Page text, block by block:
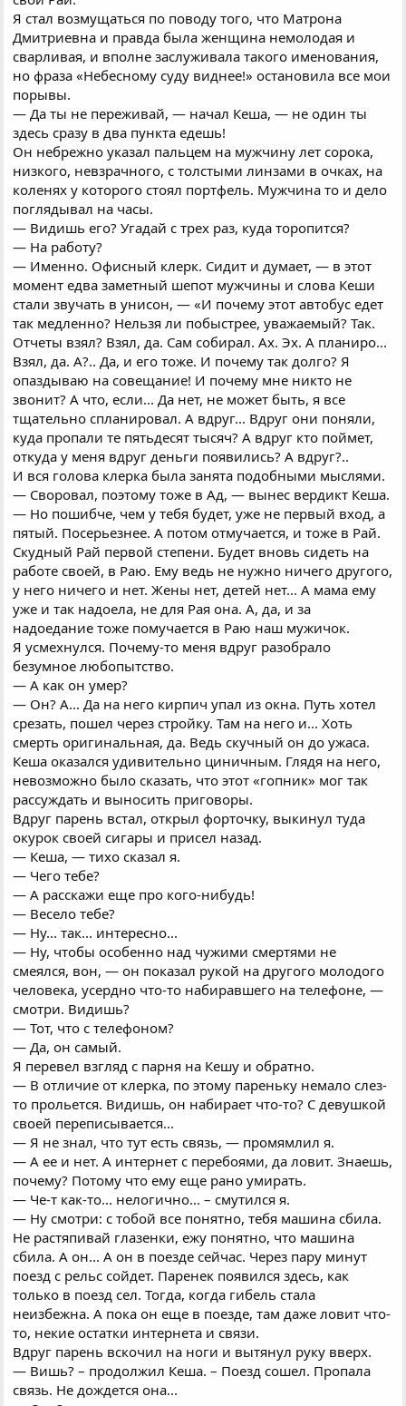
Я стал возмущаться по поводу того, что Матрона
Дмитриевна и правда была женщина немолодая и
сварливая, и вполне заслуживала такого именования,
но фраза «Небесному суду виднее!» остановила все мои
порывы.
— Да ты не переживай, — начал Кеша, — не один ты
здесь сразу в два пункта едешь!
Он небрежно указал пальцем на мужчину лет сорока,
низкого, невзрачного, с толстыми линзами в очках, на
коленях у которого стоял портфель. Мужчина то и дело
поглядывал на часы.
— Видишь его? Угадай с трех раз, куда торопится?
— На работу?
— Именно. Офисный клерк. Сидит и думает, — в этот
момент едва заметный шепот мужчины и слова Кеши
стали звучать в унисон, — «И почему этот автобус едет
так медленно? Нельзя ли побыстрее, уважаемый? Так.
Отчеты взял? Взял, да. Сам собирал. Ах. Эх. А планиро...
Взял, да. А?.. Да, и его тоже. И почему так долго? Я
опаздываю на совещание! И почему мне никто не
звонит? А что, если... Да нет, не может быть, я все
тщательно спланировал. А вдруг... Вдруг они поняли,
куда пропали те пятьдесят тысяч? А вдруг кто поймет,
откуда у меня вдруг деньги появились? А вдруг?..
И вся голова клерка была занята подобными мыслями.
— Своровал, поэтому тоже в Ад, — вынес вердикт Кеша.
— Но пошибче, чем у тебя будет, уже не первый вход, а
пятый. Посерьезнее. А потом отмучается, и тоже в Рай.
Скудный Рай первой степени. Будет вновь сидеть на
работе своей, в Раю. Ему ведь не нужно ничего другого,
у него ничего и нет. Жены нет, детей нет... А мама ему
уже и так надоела, не для Рая она. А, да, и за
надоедание тоже помучается в Раю наш мужичок.
Я усмехнулся. Почему-то меня вдруг разобрало
безумное любопытство.
— А как он умер?
— Он? А... Да на него кирпич упал из окна. Путь хотел
срезать, пошел через стройку. Там на него и... Хоть
смерть оригинальная, да. Ведь скучный он до ужаса.
Кеша оказался удивительно циничным. Глядя на него,
невозможно было сказать, что этот «гопник» мог так
рассуждать и выносить приговоры.
Вдруг парень встал, открыл форточку, выкинул туда
окурок своей сигары и присел назад.
— Кеша, — тихо сказал я.
— Чего тебе?
— А расскажи еще про кого-нибудь!
— Весело тебе?
— Ну... так... интересно...
— Ну, чтобы особенно над чужими смертями не
смеялся, вон, — он показал рукой на другого молодого
человека, усердно что-то набиравшего на телефоне, —
смотри. Видишь?
— Тот, что с телефоном?
— Да, он самый.
Я перевел взгляд с парня на Кешу и обратно.
— В отличие от клерка, по этому пареньку немало слез-
то прольется. Видишь, он набирает что-то? С девушкой
своей переписывается...
— Я не знал, что тут есть связь, — промямлил я.
— А ее и нет. А интернет с перебоями, да ловит. Знаешь,
почему? Потому что ему еще рано умирать.
— Че-т как-то... нелогично... – смутился я.
— Ну смотри: с тобой все понятно, тебя машина сбила.
Не растяпивай глазенки, ежу понятно, что машина
сбила. А он... А он в поезде сейчас. Через пару минут
поезд с рельс сойдет. Паренек появился здесь, как
только в поезд сел. Тогда, когда гибель стала
неизбежна. А пока он еще в поезде, там даже ловит что-
то, некие остатки интернета и связи.
Вдруг парень вскочил на ноги и вытянул руку вверх.
— Вишь? – продолжил Кеша. – Поезд сошел. Пропала
связь. Не дождется она...